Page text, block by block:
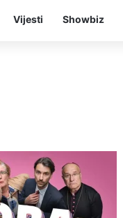
Vijesti Showbiz